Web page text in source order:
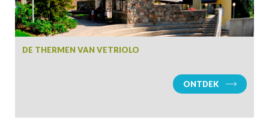
DE THERMEN VAN VETRIOLO
ONTDEK